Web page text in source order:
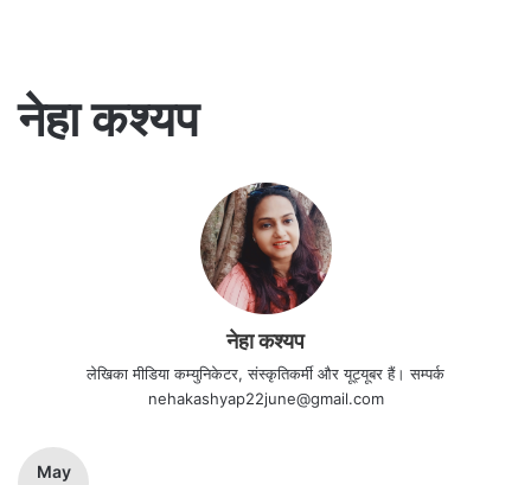
नेहा कश्यप
नेहा कश्यप
लेखिका मीडिया कम्युनिकेटर, संस्कृतिकर्मी और यूट्यूबर हैं। सम्पर्क
nehakashyap22june@gmail.com
May